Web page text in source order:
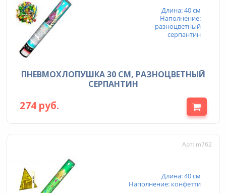
Длина: 40 см
Наполнение:
разноцветный
серпантин
ПНЕВМОХЛОПУШКА 30 СМ, РАЗНОЦВЕТНЫЙ
СЕРПАНТИН
274 руб.
Арт: m762
Длина: 40 см
Наполнение: конфетти